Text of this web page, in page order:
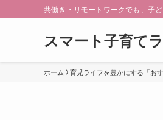
共働き・リモートワークでも、子
スマート子育て
ホーム 育児ライフを豊かにする「お